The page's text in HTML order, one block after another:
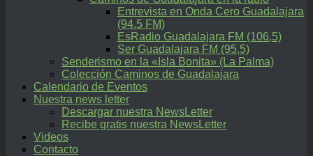
Entrevista en Onda Cero Guadalajara
(94.5 FM)
EsRadio Guadalajara FM (106,5)
Ser Guadalajara FM (95,5)
Senderismo en la «Isla Bonita» (La Palma)
Colección Caminos de Guadalajara
Calendario de Eventos
Nuestra news letter
Descargar nuestra NewsLetter
Recibe gratis nuestra NewsLetter
Videos
Contacto